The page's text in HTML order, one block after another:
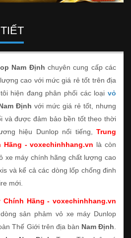
Nam Định chuyên cung cấp các
cao với mức giá rẻ tốt trên địa
tôi hiện đang phân phối các loạivỏ
Định với mức giá rẻ tốt, nhưng
và được đảm bảo bền tốt theo thời
hiệu Dunlop nổi tiếng, Trung
Hãng - voxechinhhang.vn là còn
xe máy chính hãng chất lượng cao
và kể cả các dòng lốp chống đinh
mới.
Chính Hãng - voxechinhhang.vn
sản phảm vỏ xe máy Dunlop
Thế Giới trên địa bàn Nam Định